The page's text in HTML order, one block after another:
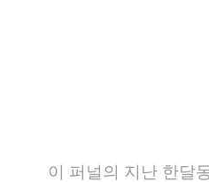
이 퍼널의 지난 한달